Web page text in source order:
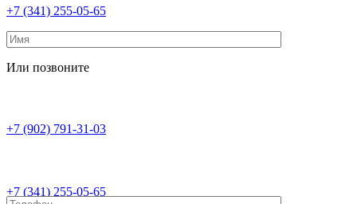
+7 (341) 255-05-65
Или позвоните
+7 (902) 791-31-03
+7 (341) 255-05-65